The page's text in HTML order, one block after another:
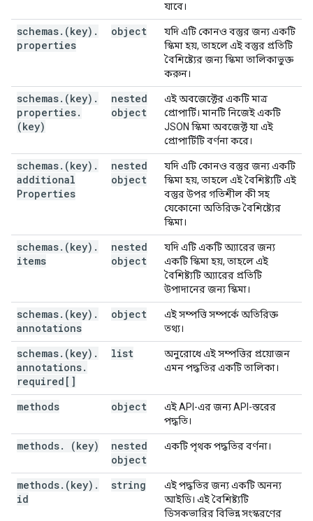
"simple":
"multipart": true,
string
"resumable":
"multipart": true,
"path"
string
"supportsSubscription": boolean
},
"deprecated"
boolean
,
RestResource
}
যাবে।
schemas. (key) .
properties
object
যদি এটি কোনও বস্তুর জন্য একটি
স্কিমা হয়, তাহলে এই বস্তুর প্রতিটি
বৈশিষ্ট্যের জন্য স্কিমা তালিকাভুক্ত
করুন।
schemas. (key) .
properties.
(key)
nested
object
এই অবজেক্টের একটি মাত্র
প্রোপার্টি। মানটি নিজেই একটি
JSON স্কিমা অবজেক্ট যা এই
প্রোপার্টিটি বর্ণনা করে।
schemas. (key) .
additional
Properties
nested
object
যদি এটি কোনও বস্তুর জন্য একটি
স্কিমা হয়, তাহলে এই বৈশিষ্ট্যটি এই
বস্তুর উপর গতিশীল কী সহ
যেকোনো অতিরিক্ত বৈশিষ্ট্যের
স্কিমা।
schemas. (key) .
items
nested
object
যদি এটি একটি অ্যারের জন্য
একটি স্কিমা হয়, তাহলে এই
বৈশিষ্ট্যটি অ্যারের প্রতিটি
উপাদানের জন্য স্কিমা।
schemas. (key) .
annotations
object
এই সম্পত্তি সম্পর্কে অতিরিক্ত
তথ্য।
schemas. (key) .
annotations.
required[]
list
অনুরোধে এই সম্পত্তির প্রয়োজন
এমন পদ্ধতির একটি তালিকা।
methods object
এই API-এর জন্য API-স্তরের
পদ্ধতি।
methods. (key)
nested
object
একটি পৃথক পদ্ধতির বর্ণনা।
methods. (key) .
id
string
এই পদ্ধতির জন্য একটি অনন্য
আইডি। এই বৈশিষ্ট্যটি
ডিসকভারির বিভিন্ন সংস্করণের